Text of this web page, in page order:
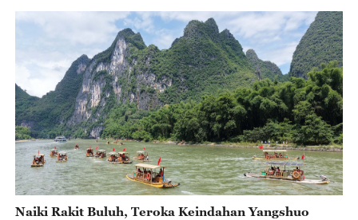
Naiki Rakit Buluh, Teroka Keindahan Yangshuo